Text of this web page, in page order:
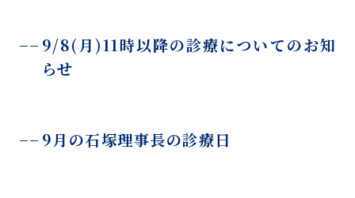
9/8(月)11時以降の診療についてのお知
らせ
9月の石塚理事長の診療日